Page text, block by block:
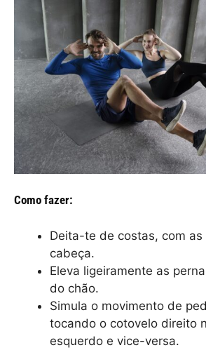
Como fazer:
Deita-te de costas, com
cabeça.
Eleva ligeiramente as
do chão.
Simula o movimento de
tocando o cotovelo direito
esquerdo e vice-versa.